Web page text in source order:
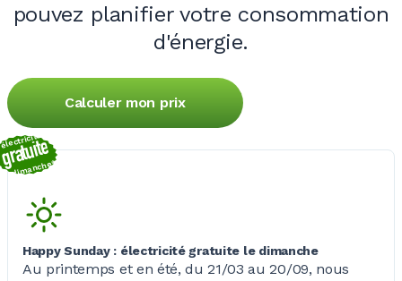
pouvez planifier votre consommation
d'énergie.
Calculer mon prix
électricité
gratuite
le dimanche*
Happy Sunday : électricité gratuite le dimanche
Au printemps et en été, du 21/03 au 20/09, nous